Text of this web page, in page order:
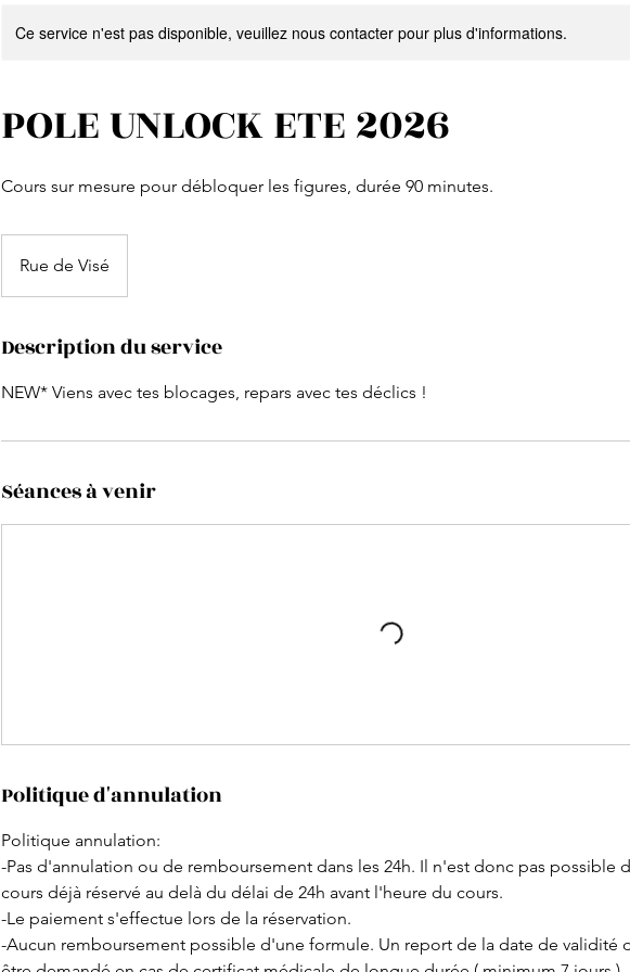
Ce service n'est pas disponible, veuillez nous contacter pour plus d'informations.
POLE UNLOCK ETE 2026
Cours sur mesure pour débloquer les figures, durée 90 minutes.
Rue de Visé
Description du service
NEW* Viens avec tes blocages, repars avec tes déclics !
Séances à venir
Politique d'annulation
Politique annulation:
-Pas d'annulation ou de remboursement dans les 24h. Il n'est donc pas possible
cours déjà réservé au delà du délai de 24h avant l'heure du cours.
-Le paiement s'effectue lors de la réservation.
-Aucun remboursement possible d'une formule. Un report de la date de validité